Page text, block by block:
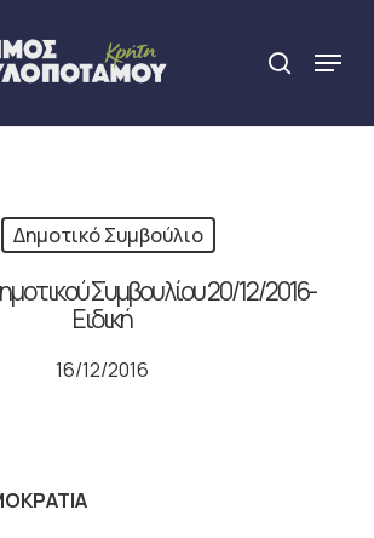
search
Menu
Δημοτικό Συμβούλιο
Συμβουλίου 20/12/2016-
Ειδική
16/12/2016
Close